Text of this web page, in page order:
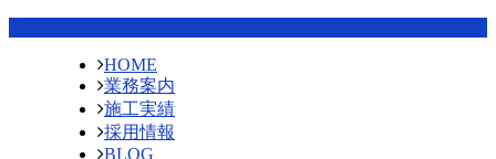
HOME
業務案内
施工実績
採用情報
BLOG